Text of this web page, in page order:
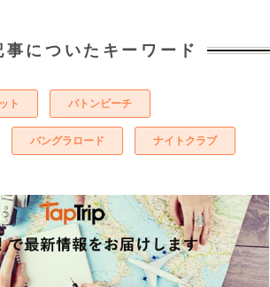
事についたキーワード
ト パトンビーチ
バングラロード ナイトクラブ